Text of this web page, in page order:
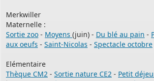
Merkwiller
Maternelle :
Sortie zoo - Moyens (juin) - Du blé au pain -
aux oeufs - Saint-Nicolas - Spectacle octobre
Elémentaire
Thèque CM2 - Sortie nature CE2 - Petit